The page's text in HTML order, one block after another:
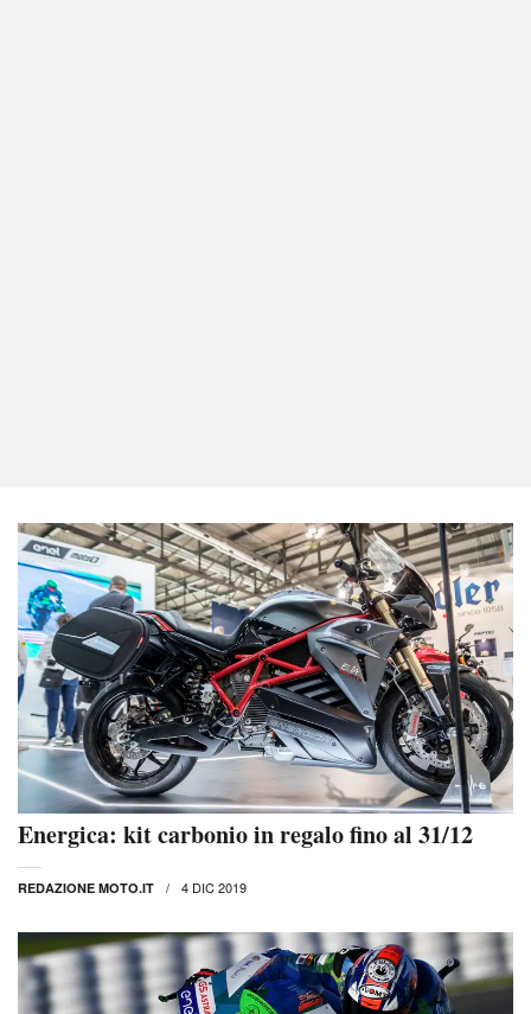
Energica: kit carbonio in regalo fino al 31/12
REDAZIONE MOTO.IT 4 DIC 2019